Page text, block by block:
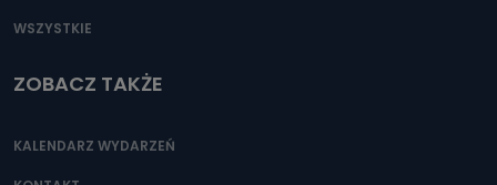
WSZYSTKIE
ZOBACZ TAKŻE
KALENDARZ WYDARZEŃ